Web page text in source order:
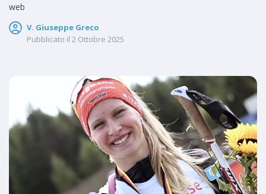
web
V. Giuseppe Greco
Pubblicato il 2 Ottobre 2025